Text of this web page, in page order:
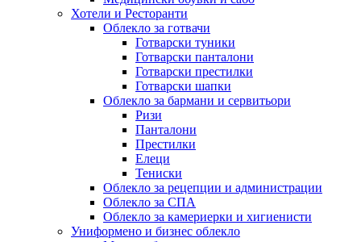
Хотели и Ресторанти
Облекло за готвачи
Готварски туники
Готварски панталони
Готварски престилки
Готварски шапки
Облекло за бармани и сервитьори
Ризи
Панталони
Престилки
Елеци
Тениски
Облекло за рецепции и администрации
Облекло за СПА
Облекло за камериерки и хигиенисти
Униформено и бизнес облекло